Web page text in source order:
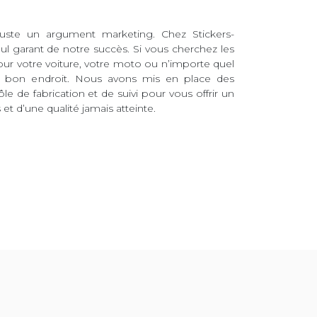
un argument marketing. Chez Stickers-
garant de notre succès. Si vous cherchez les
votre voiture, votre moto ou n’importe quel
bon endroit. Nous avons mis en place des
de fabrication et de suivi pour vous offrir un
d’une qualité jamais atteinte.